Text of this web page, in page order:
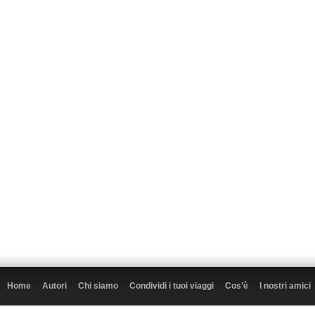
Home Autori Chi siamo Condividi i tuoi viaggi Cos’è I nostri amici